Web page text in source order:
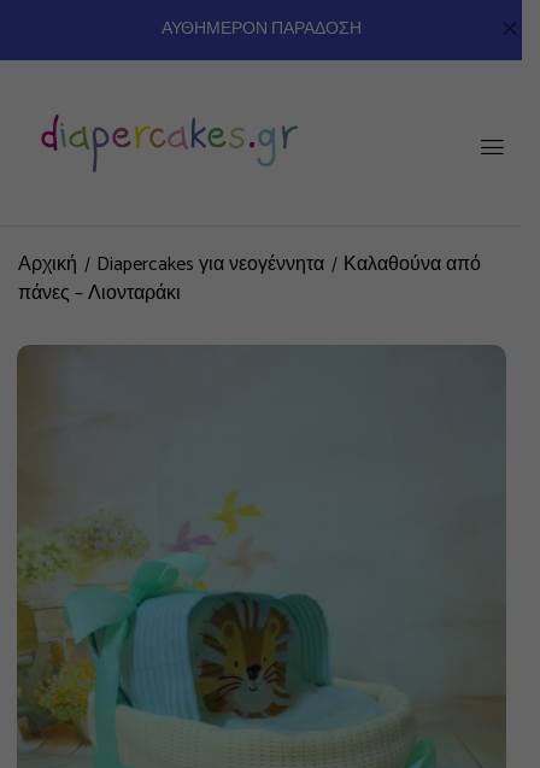
ΑΥΘΗΜΕΡΟΝ ΠΑΡΑΔΟΣΗ
Αρχική Diapercakes για νεογέννητα
Καλαθούνα από
πάνες – Λιονταράκι